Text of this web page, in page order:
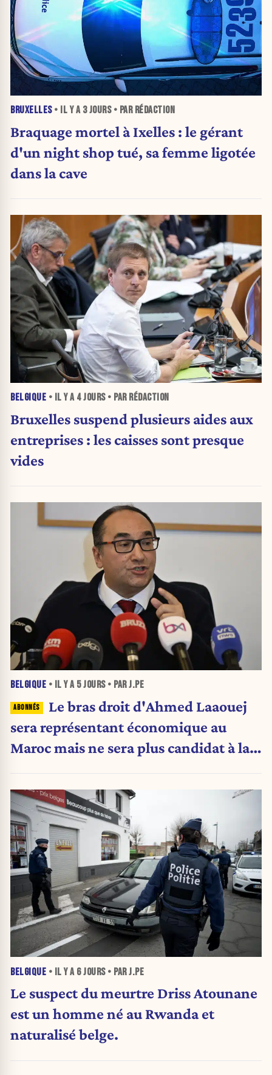
BRUXELLES• IL Y A 3 JOURS• PAR RÉDACTION
Braquage mortel à Ixelles : le gérant
d'un night shop tué, sa femme ligotée
dans la cave
BELGIQUE • IL Y A 4 JOURS• PAR RÉDACTION
Bruxelles suspend plusieurs aides aux
entreprises : les caisses sont presque
vides
BELGIQUE • IL Y A 5 JOURS• PAR J.PE
Le bras droit d'Ahmed Laaouej
sera représentant économique au
Maroc mais ne sera plus candidat à la
BELGIQUE • IL Y A 6 JOURS• PAR J.PE
Le suspect du meurtre Driss Atounane
est un homme né au Rwanda et
naturalisé belge.